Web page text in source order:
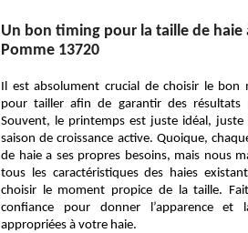
Un bon timing pour la taille de haie
Pomme 13720
Il est absolument crucial de choisir le bon
pour tailler afin de garantir des résultats
Souvent, le printemps est juste idéal, juste
saison de croissance active. Quoique,
de haie a ses propres besoins, mais nous
tous les caractéristiques des haies
choisir le moment propice de la taille.
confiance pour donner l’apparence et
appropriées à votre haie.